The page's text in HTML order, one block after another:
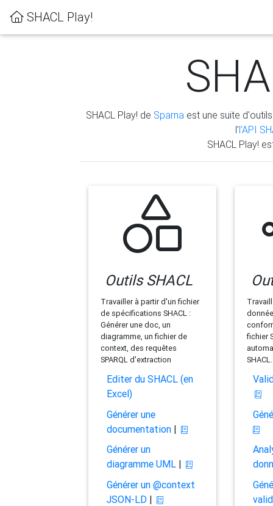
SHACL Play!
SHACL Play! de Sparna est une suite
l'l'API
SHACL Play!
Outils SHACL
Travailler à partir d'un fichier
de spécifications SHACL :
Générer une doc, un
diagramme, un fichier de
context, des requêtes
SPARQL d'extraction
Editer du SHACL (en
Excel)
Générer une
documentation|
Générer un
diagramme UML|
Générer un @context
JSON-LD|
fichier
SHACL.